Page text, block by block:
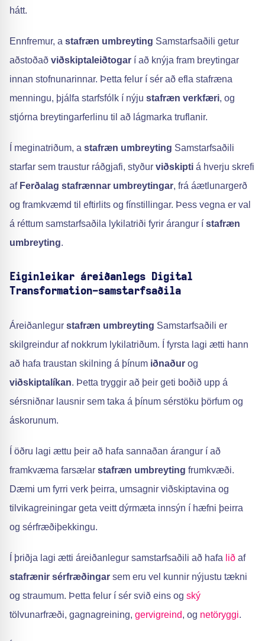
hátt.
Ennfremur, a stafræn umbreyting Samstarfsaðili getur
aðstoðað viðskiptaleiðtogar í að knýja fram breytingar
innan stofnunarinnar. Þetta felur í sér að efla stafræna
menningu, þjálfa starfsfólk í nýju stafræn verkfæri, og
stjórna breytingarferlinu til að lágmarka truflanir.
Í meginatriðum, a stafræn umbreyting Samstarfsaðili
starfar sem traustur ráðgjafi, styður viðskipti á hverju skrefi
af Ferðalag stafrænnar umbreytingar, frá áætlunargerð
og framkvæmd til eftirlits og fínstillingar. Þess vegna er val
á réttum samstarfsaðila lykilatriði fyrir árangur í stafræn
umbreyting.
Eiginleikar áreiðanlegs Digital
Transformation-samstarfsaðila
Áreiðanlegur stafræn umbreyting Samstarfsaðili er
skilgreindur af nokkrum lykilatriðum. Í fyrsta lagi ætti hann
að hafa traustan skilning á þínum iðnaður og
viðskiptalíkan. Þetta tryggir að þeir geti boðið upp á
sérsniðnar lausnir sem taka á þínum sérstöku þörfum og
áskorunum.
Í öðru lagi ættu þeir að hafa sannaðan árangur í að
framkvæma farsælar stafræn umbreyting frumkvæði.
Dæmi um fyrri verk þeirra, umsagnir viðskiptavina og
tilvikagreiningar geta veitt dýrmæta innsýn í hæfni þeirra
og sérfræðiþekkingu.
Í þriðja lagi ætti áreiðanlegur samstarfsaðili að hafa lið af
stafrænir sérfræðingar sem eru vel kunnir nýjustu tækni
og straumum. Þetta felur í sér svið eins og ský
tölvunarfræði, gagnagreining, gervigreind, og netöryggi.